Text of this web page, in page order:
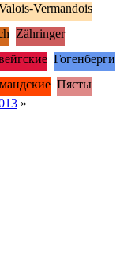
Vermandois
Zähringer
Гогенберги
Пясты
»